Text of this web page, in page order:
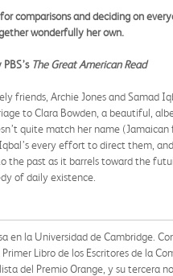
comparisons and deciding on
wonderfully her own.
The Great American Read
friends, Archie Jones and Samad
to Clara Bowden, a beautiful,
quite match her name
every effort to direct them,
the past as it barrels toward the
of daily existence.
en la Universidad de Cambridge.
Libro de los Escritores de la
del Premio Orange, y su tercera